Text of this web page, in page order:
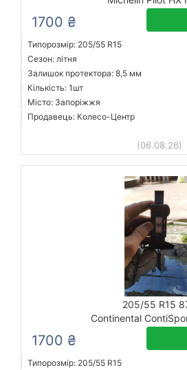
1700 ₴
Типорозмір: 205/55 R15
Сезон: літня
Залишок протектора: 8,5 мм
Кількість: 1шт
Місто: Запоріжжя
Продавець: Колесо-Центр
(06.08.26)
205/55 R15
Continental
1700 ₴
Типорозмір: 205/55 R15